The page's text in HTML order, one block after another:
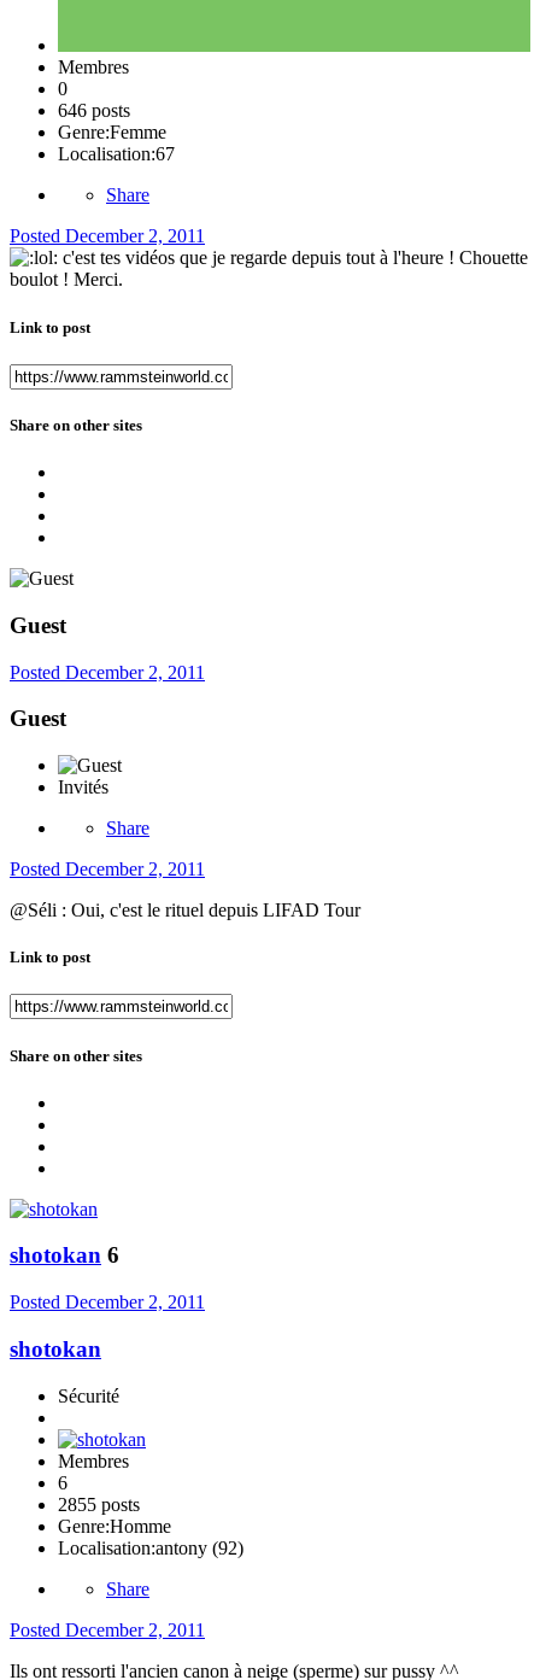
Membres
0
646 posts
Genre:Femme
Localisation:67
Share
Posted December 2, 2011
c'est tes vidéos que je regarde depuis tout à l'heure ! Chouette
boulot ! Merci.
Link to post
Share on other sites
Guest
Posted December 2, 2011
Guest
Invités
Share
Posted December 2, 2011
@Séli : Oui, c'est le rituel depuis LIFAD Tour
Link to post
Share on other sites
shotokan 6
Posted December 2, 2011
shotokan
Sécurité
Membres
6
2855 posts
Genre:Homme
Localisation:antony (92)
Share
Posted December 2, 2011
Ils ont ressorti l'ancien canon à neige (sperme) sur pussy ^^